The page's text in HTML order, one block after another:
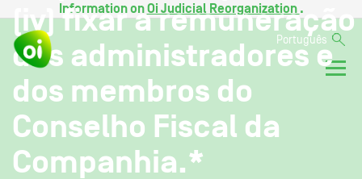
Information onOi Judicial Reorganization .
Português
(iv) fixar a remuneração
dos administradores e
dos membros do
Conselho Fiscal da
Companhia.*